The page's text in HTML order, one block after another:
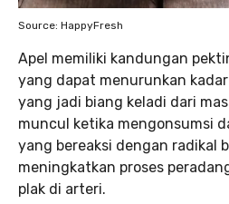
Source: HappyFresh
Apel memiliki kandungan
yang dapat menurunkan kadar
yang jadi biang keladi dari
muncul ketika mengonsumsi
yang bereaksi dengan radikal
meningkatkan proses
plak di arteri.